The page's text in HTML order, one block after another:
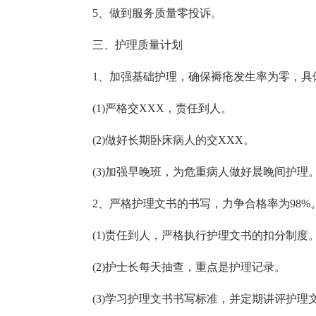
5、做到服务质量零投诉。
三、护理质量计划
1、加强基础护理，确保褥疮发生率为零，具
(1)严格交XXX，责任到人。
(2)做好长期卧床病人的交XXX。
(3)加强早晚班，为危重病人做好晨晚间护理。
2、严格护理文书的书写，力争合格率为98%。
(1)责任到人，严格执行护理文书的扣分制度。
(2)护士长每天抽查，重点是护理记录。
(3)学习护理文书书写标准，并定期讲评护理